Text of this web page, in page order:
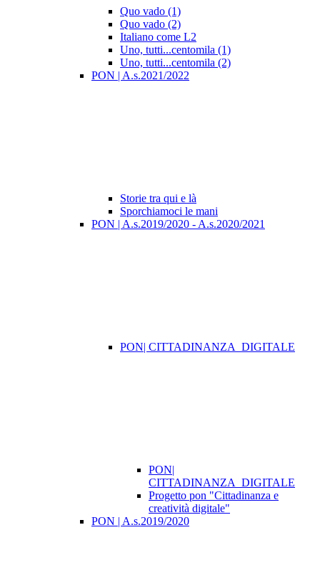
Quo vado (1)
Quo vado (2)
Italiano come L2
Uno, tutti...centomila (1)
Uno, tutti...centomila (2)
PON | A.s.2021/2022
Storie tra qui e là
Sporchiamoci le mani
PON | A.s.2019/2020 - A.s.2020/2021
PON| CITTADINANZA_DIGITALE
PON|
CITTADINANZA_DIGITALE
Progetto pon "Cittadinanza e
creatività digitale"
PON | A.s.2019/2020